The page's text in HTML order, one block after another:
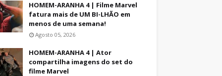
HOMEM-ARANHA 4 | Filme Marvel
fatura mais de UM BI-LHÃO em
menos de uma semana!
Agosto 05, 2026
HOMEM-ARANHA 4 | Ator
compartilha imagens do set do
filme Marvel